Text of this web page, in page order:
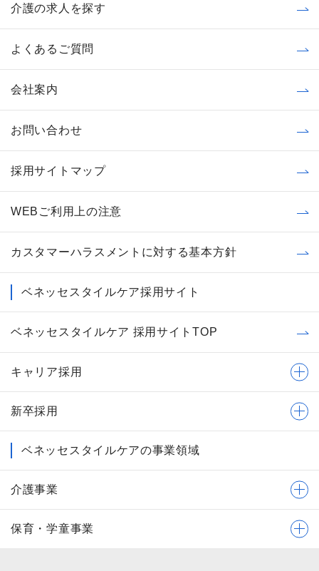
介護の求人を探す
よくあるご質問
会社案内
お問い合わせ
採用サイトマップ
WEBご利用上の注意
カスタマーハラスメントに対する基本方針
ベネッセスタイルケア採用サイト
ベネッセスタイルケア 採用サイトTOP
キャリア採用
新卒採用
ベネッセスタイルケアの事業領域
介護事業
保育・学童事業